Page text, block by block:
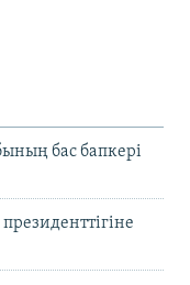
бас бапкері